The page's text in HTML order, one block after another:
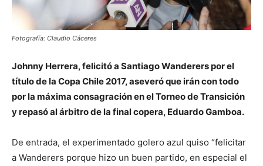
Fotografía: Claudio Cáceres
Johnny Herrera, felicitó a Santiago Wanderers por el
título de la Copa Chile 2017, aseveró que irán con todo
por la máxima consagración en el Torneo de Transición
y repasó al árbitro de la final copera, Eduardo Gamboa.
De entrada, el experimentado golero azul quiso “felicitar
a Wanderers porque hizo un buen partido, en especial el